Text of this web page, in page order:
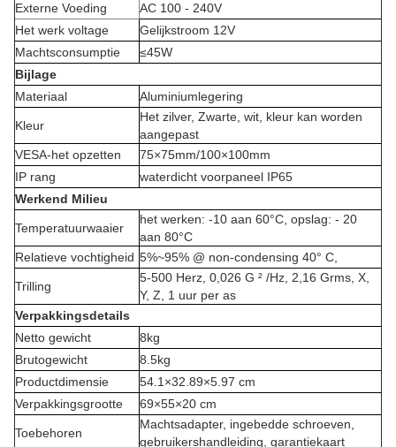
Externe Voeding
AC 100 - 240V
Het werk voltage
Gelijkstroom 12V
Machtsconsumptie
≤45W
Bijlage
Materiaal
Aluminiumlegering
Kleur
Het zilver, Zwarte, wit, kleur kan worden
aangepast
VESA-het opzetten
75×75mm/100×100mm
IP rang
waterdicht voorpaneel IP65
Werkend Milieu
Temperatuurwaaier
het werken: -10 aan 60°C, opslag: - 20
aan 80°C
Relatieve vochtigheid 5%~95% @ non-condensing 40° C,
Trilling
5-500 Herz, 0,026 G ² /Hz, 2,16 Grms, X,
Y, Z, 1 uur per as
Verpakkingsdetails
Netto gewicht
8kg
Brutogewicht
8.5kg
Productdimensie
54.1×32.89×5.97 cm
Verpakkingsgrootte
69×55×20 cm
Toebehoren
Machtsadapter, ingebedde schroeven,
gebruikershandleiding, garantiekaart